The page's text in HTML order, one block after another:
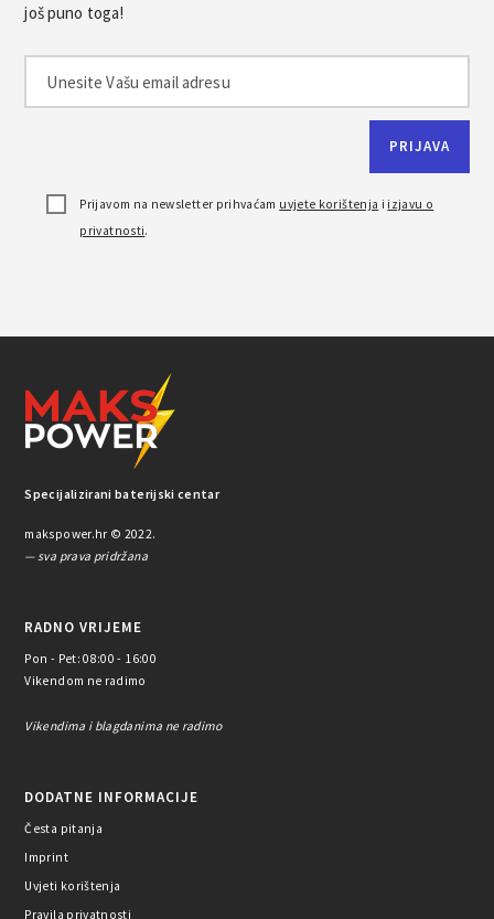
još puno toga!
Prijavom na newsletter prihvaćam uvjete korištenja i izjavu o
privatnosti.
Specijalizirani baterijski centar
makspower.hr © 2022.
— sva prava pridržana
RADNO VRIJEME
Pon - Pet: 08:00 - 16:00
Vikendom ne radimo
Vikendima i blagdanima ne radimo
DODATNE INFORMACIJE
Česta pitanja
Imprint
Uvjeti korištenja
Pravila privatnosti